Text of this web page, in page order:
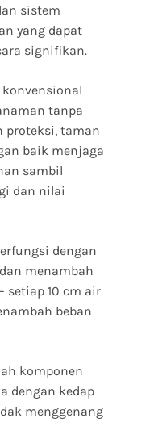
sistem
yang dapat
signifikan.
konvensional
tanpa
proteksi, taman
baik menjaga
sambil
dan nilai
dengan
menambah
setiap 10 cm air
beban
komponen
dengan kedap
menggenang